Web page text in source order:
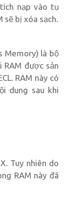
nạp vào tụ
sẽ bị xóa sạch.
Memory) là bộ
RAM được sản
RAM này có
dung sau khi
Tuy nhiên do
RAM này đã